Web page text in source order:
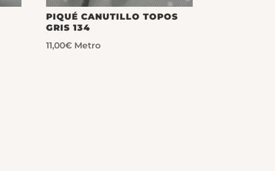
PIQUÉ CANUTILLO TOPOS
GRIS 134
11,00€ Metro